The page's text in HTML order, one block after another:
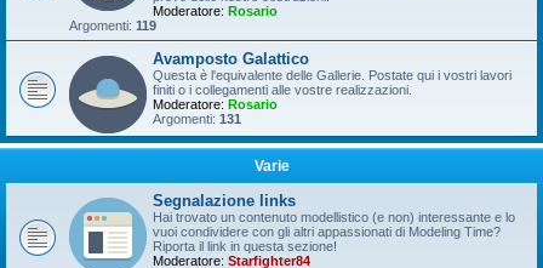
Moderatore: Rosario
Argomenti: 119
Avamposto Galattico
Questa è l'equivalente delle Gallerie. Postate qui i vostri lavori
finiti o i collegamenti alle vostre realizzazioni.
Moderatore: Rosario
Argomenti: 131
Varie
Segnalazione links
Hai trovato un contenuto modellistico (e non) interessante e lo
vuoi condividere con gli altri appassionati di Modeling Time?
Riporta il link in questa sezione!
Moderatore: Starfighter84